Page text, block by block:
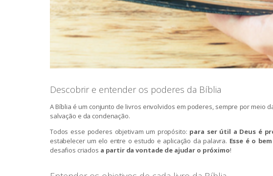
Descobrir e entender os poderes da Bíblia
A Bíblia é um conjunto de livros envolvidos em poderes, sempre por meio
salvação e da condenação.
Todos esse poderes objetivam um propósito: para ser útil a Deus é
estabelecer um elo entre o estudo e aplicação da palavra. Esse é o
desafios criados a partir da vontade de ajudar o próximo!